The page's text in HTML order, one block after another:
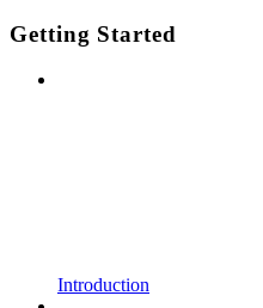
Getting Started
Introduction